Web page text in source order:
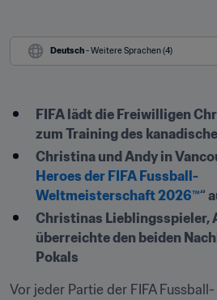
Deutsch - Weitere Sprachen (4)
FIFA lädt die Freiwilligen
zum Training des
Christina und Andy in
Heroes der FIFA Fussball-
Weltmeisterschaft 2026™“
Christinas Lieblingsspieler,
überreichte den beiden
Pokals
Vor jeder Partie der FIFA Fussball-